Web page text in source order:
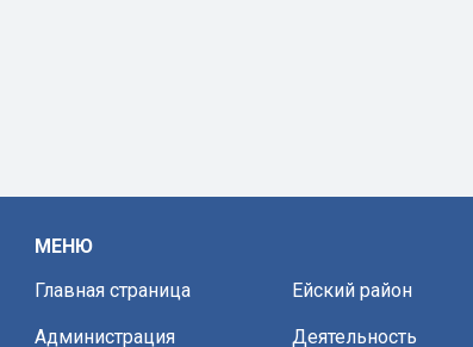
МЕНЮ
Главная страница
Ейский район
Администрация Деятельность